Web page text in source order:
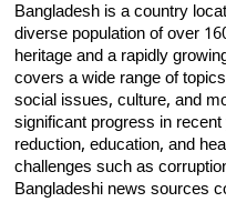
Bangladesh is a country
diverse population of over
heritage and a rapidly
covers a wide range of
social issues, culture, and
significant progress in
reduction, education, and
challenges such as
Bangladeshi news sources